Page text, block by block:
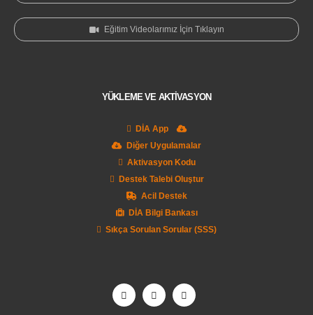
Eğitim Videolarımız İçin Tıklayın
YÜKLEME VE AKTİVASYON
DİA App
Diğer Uygulamalar
Aktivasyon Kodu
Destek Talebi Oluştur
Acil Destek
DİA Bilgi Bankası
Sıkça Sorulan Sorular (SSS)